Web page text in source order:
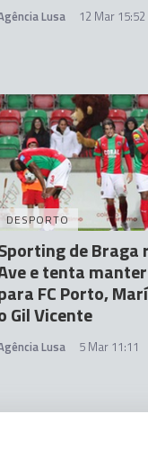
Lusa 12 Mar 15:52
DESPORTO
de Braga
e tenta
FC Porto,
Gil Vicente
Lusa 5 Mar 11:11